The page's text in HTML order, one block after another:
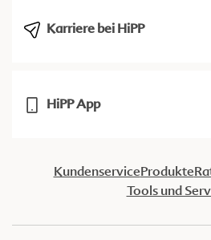
Karriere bei HiPP
HiPP App
KundenserviceProdukte
Tools und